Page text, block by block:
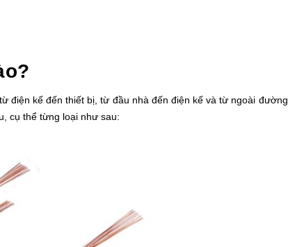
điện kế đến thiết bị, từ đầu nhà đến điện kế và từ ngoài đường
cụ thể từng loại như sau: